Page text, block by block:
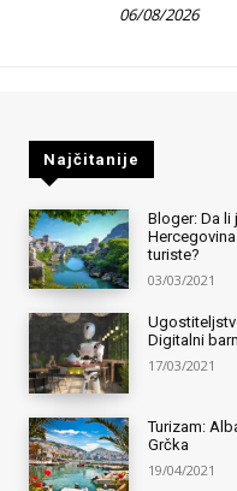
06/08/2026
Najčitanije
Bloger: Da li
turiste?
03/03/2021
Digitalni
17/03/2021
Turizam:
Grčka
19/04/2021